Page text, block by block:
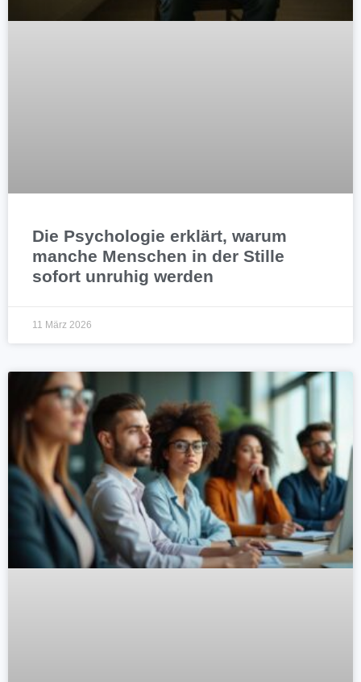
Die Psychologie erklärt, warum
manche Menschen in der Stille
sofort unruhig werden
11 März 2026